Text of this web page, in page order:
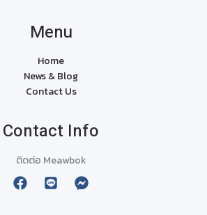
Menu
Home
News & Blog
Contact Us
Contact Info
ติดต่อ Meawbok